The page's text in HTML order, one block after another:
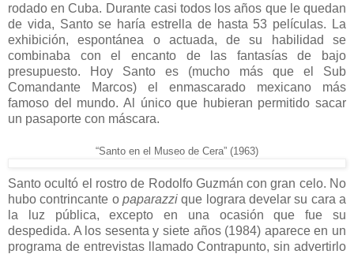
rodado en Cuba. Durante casi todos los años que le quedan
de vida, Santo se haría estrella de hasta 53 películas. La
exhibición, espontánea o actuada, de su habilidad se
combinaba con el encanto de las fantasías de bajo
presupuesto. Hoy Santo es (mucho más que el Sub
Comandante Marcos) el enmascarado mexicano más
famoso del mundo. Al único que hubieran permitido sacar
un pasaporte con máscara.
“Santo en el Museo de Cera” (1963)
Santo ocultó el rostro de Rodolfo Guzmán con gran celo. No
hubo contrincante o paparazzi que lograra develar su cara a
la luz pública, excepto en una ocasión que fue su
despedida. A los sesenta y siete años (1984) aparece en un
programa de entrevistas llamado Contrapunto, sin advertirlo